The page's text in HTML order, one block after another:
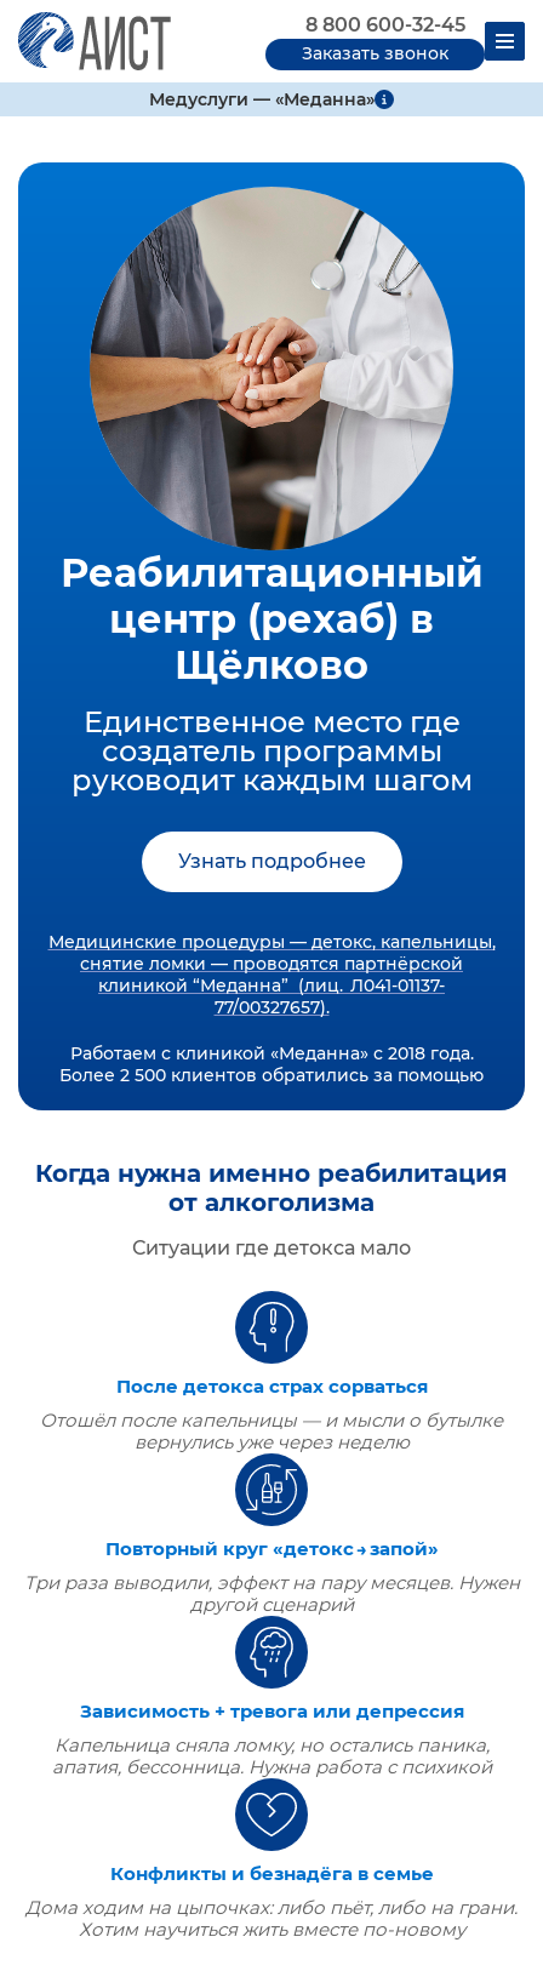
8 800 600-32-45
Заказать звонок
Медуслуги — «Меданна»
Реабилитационный
центр (рехаб) в
Щёлково
Единственное место где
создатель программы
руководит каждым шагом
Узнать подробнее
Медицинские процедуры — детокс, капельницы,
снятие ломки — проводятся партнёрской
клиникой “Меданна” (лиц. Л041-01137-
77/00327657).
Работаем с клиникой «Меданна» с 2018 года.
Более 2 500 клиентов обратились за помощью
Когда нужна именно реабилитация
от алкоголизма
Ситуации где детокса мало
После детокса страх сорваться
Отошёл после капельницы — и мысли о бутылке
вернулись уже через неделю
Повторный круг «детокс → запой»
Три раза выводили, эффект на пару месяцев. Нужен
другой сценарий
Зависимость + тревога или депрессия
Капельница сняла ломку, но остались паника,
апатия, бессонница. Нужна работа с психикой
Конфликты и безнадёга в семье
Дома ходим на цыпочках: либо пьёт, либо на грани.
Хотим научиться жить вместе по‑новому